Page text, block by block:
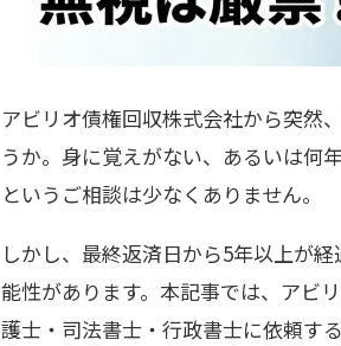
アビリオ債権回収株式会社から突然
うか。身に覚えがない、あるいは何
というご相談は少なくありません。
しかし、最終返済日から5年以上が経
能性があります。本記事では、アビ
護士・司法書士・行政書士に依頼す